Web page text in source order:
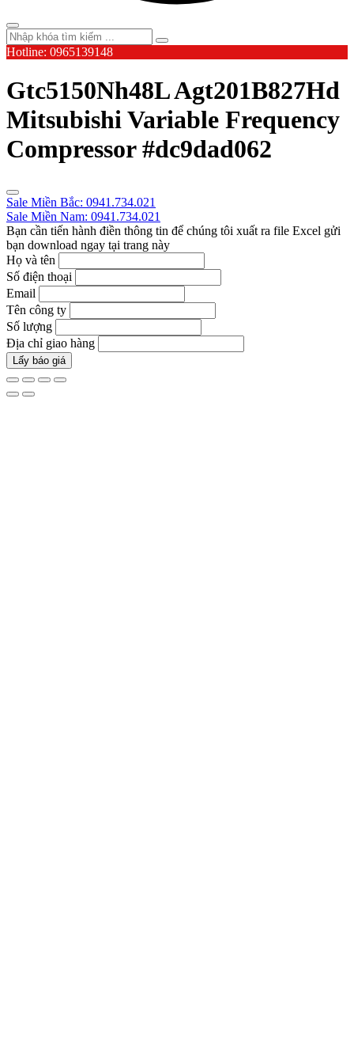
Hotline: 0965139148
Gtc5150Nh48L Agt201B827Hd
Mitsubishi Variable Frequency
Compressor #dc9dad062
Sale Miền Bắc: 0941.734.021
Sale Miền Nam: 0941.734.021
Bạn cần tiến hành điền thông tin để chúng tôi xuất ra file Excel gửi
bạn download ngay tại trang này
Họ và tên
Số điện thoại
Email
Tên công ty
Số lượng
Địa chỉ giao hàng